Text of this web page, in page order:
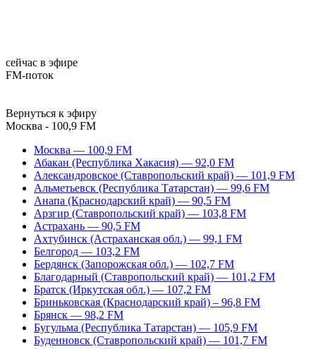
сейчас в эфире
FM-поток
Вернуться к эфиру
Москва - 100,9 FM
Москва — 100,9 FM
Абакан (Республика Хакасия) — 92,0 FM
Александровское (Ставропольский край) — 101,9 FM
Альметьевск (Республика Татарстан) — 99,6 FM
Анапа (Краснодарский край) — 90,5 FM
Арзгир (Ставропольский край) — 103,8 FM
Астрахань — 90,5 FM
Ахтубинск (Астраханская обл.) — 99,1 FM
Белгород — 103,2 FM
Бердянск (Запорожская обл.) — 102,7 FM
Благодарный (Ставропольский край) — 101,2 FM
Братск (Иркутская обл.) — 107,2 FM
Бриньковская (Краснодарский край) – 96,8 FM
Брянск — 98,2 FM
Бугульма (Республика Татарстан) — 105,9 FM
Буденновск (Ставропольский край) — 101,7 FM